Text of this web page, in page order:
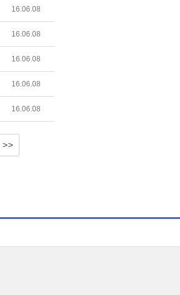
16.06.08
16.06.08
16.06.08
16.06.08
16.06.08
>>